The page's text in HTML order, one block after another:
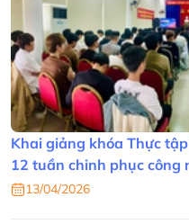
Khai giảng khóa Thực
12 tuần chinh phục công
13/04/2026